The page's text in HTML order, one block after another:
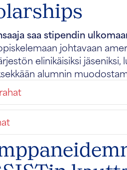
saa stipendin
johtavaan
elinikäisiksi
alumnin